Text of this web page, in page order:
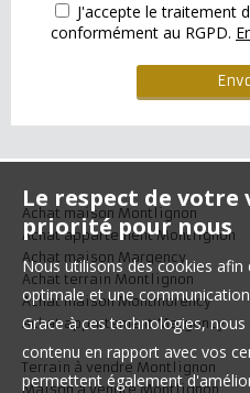
J'accepte le traitement
conformément au RGPD.
Achat maison Montlignon
Achat appartement Montlignon
Achat maison Margency
Achat terrain Montlignon
Achat maison Montmorency
Achat appartement Margency
Terrain à vendre Montlignon
Maison à vendre Montlignon
Le respect de votre
priorité pour nous
Nous utilisons des cookies
optimale et une
Grace à ces technologies,
contenu en rapport avec vos
permettent également